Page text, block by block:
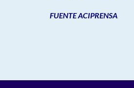
FUENTE ACIPRENSA